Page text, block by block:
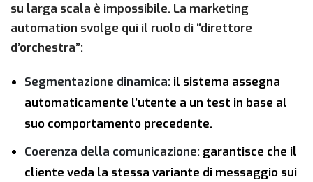
su larga scala è impossibile. La marketing
automation svolge qui il ruolo di “direttore
d’orchestra”:
Segmentazione dinamica: il sistema assegna
automaticamente l’utente a un test in base al
suo comportamento precedente.
Coerenza della comunicazione: garantisce che il
cliente veda la stessa variante di messaggio sui